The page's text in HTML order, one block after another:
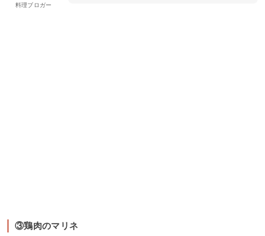
料理ブロガー
③鶏肉のマリネ